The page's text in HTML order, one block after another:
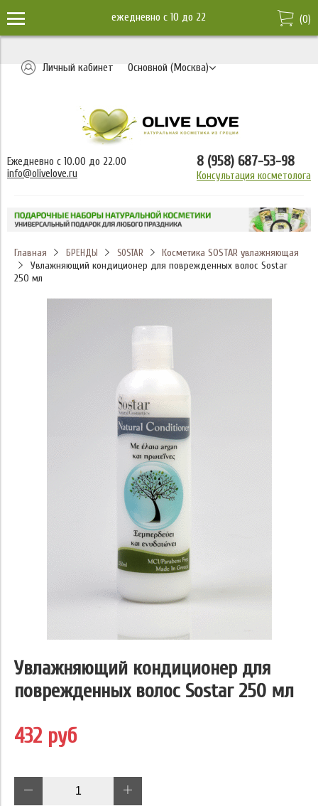
ежедневно c 10 до 22 (0)
Личный кабинет Основной (Москва)
Ежедневно с 10.00 до 22.00
info@olivelove.ru
8 (958) 687-53-98
Консультация косметолога
Главная БРЕНДЫ SOSTAR
Косметика SOSTAR увлажняющая
Увлажняющий кондиционер для поврежденных волос Sostar
250 мл
Увлажняющий кондиционер для
поврежденных волос Sostar 250 мл
432 руб